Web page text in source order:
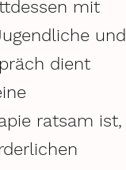
mit
und
dient
ratsam ist,